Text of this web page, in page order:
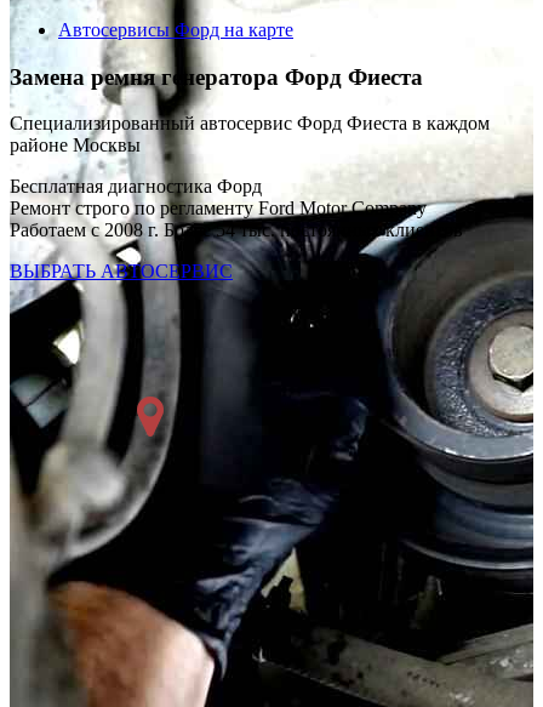
Автосервисы Форд на карте
Замена ремня генератора Форд Фиеста
Специализированный автосервис Форд Фиеста в каждом
районе Москвы
Бесплатная диагностика Форд
Ремонт строго по регламенту Ford Motor Company
Работаем с 2008 г. Более 54 тыс. постоянных клиентов
ВЫБРАТЬ АВТОСЕРВИС